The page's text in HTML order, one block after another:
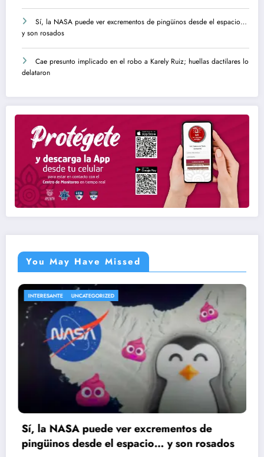
Sí, la NASA puede ver excrementos de pingüinos desde el espacio…
y son rosados
Cae presunto implicado en el robo a Karely Ruiz; huellas dactilares lo
delataron
You May Have Missed
excrementos de
y son rosados
ENTRETENIMIENTO
Cae presunto
Ruiz; huellas